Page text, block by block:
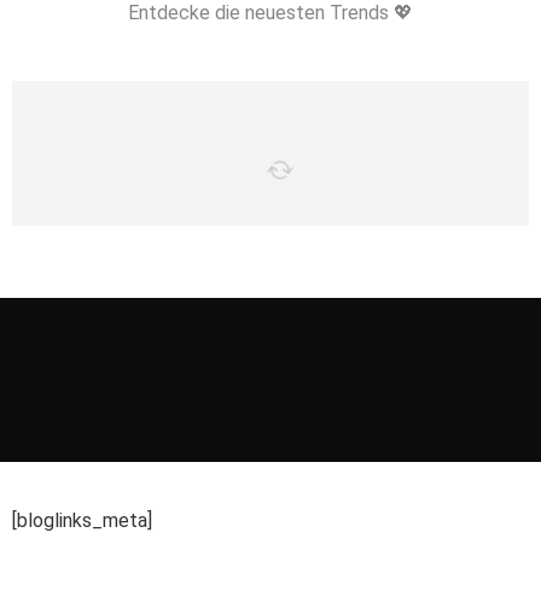
Entdecke die neuesten Trends 💖
[bloglinks_meta]